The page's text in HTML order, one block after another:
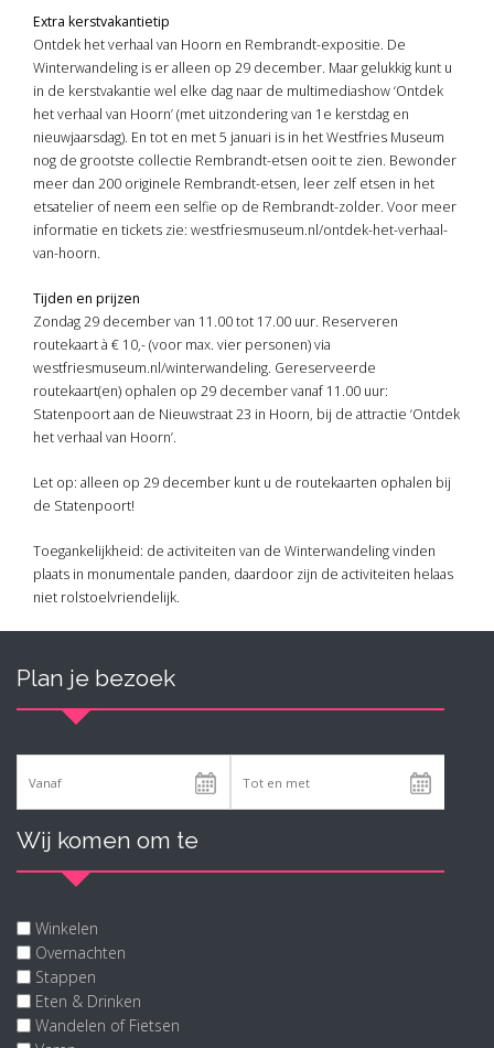
Extra kerstvakantietip
Ontdek het verhaal van Hoorn en Rembrandt-expositie. De
Winterwandeling is er alleen op 29 december. Maar gelukkig kunt u
in de kerstvakantie wel elke dag naar de multimediashow ‘Ontdek
het verhaal van Hoorn’ (met uitzondering van 1e kerstdag en
nieuwjaarsdag). En tot en met 5 januari is in het Westfries Museum
nog de grootste collectie Rembrandt-etsen ooit te zien. Bewonder
meer dan 200 originele Rembrandt-etsen, leer zelf etsen in het
etsatelier of neem een selfie op de Rembrandt-zolder. Voor meer
informatie en tickets zie: westfriesmuseum.nl/ontdek-het-verhaal-
van-hoorn.
Tijden en prijzen
Zondag 29 december van 11.00 tot 17.00 uur. Reserveren
routekaart à € 10,- (voor max. vier personen) via
westfriesmuseum.nl/winterwandeling. Gereserveerde
routekaart(en) ophalen op 29 december vanaf 11.00 uur:
Statenpoort aan de Nieuwstraat 23 in Hoorn, bij de attractie ‘Ontdek
het verhaal van Hoorn’.
Let op: alleen op 29 december kunt u de routekaarten ophalen bij
de Statenpoort!
Toegankelijkheid: de activiteiten van de Winterwandeling vinden
plaats in monumentale panden, daardoor zijn de activiteiten helaas
niet rolstoelvriendelijk.
Plan je bezoek
Wij komen om te
Winkelen
Overnachten
Stappen
Eten & Drinken
Wandelen of Fietsen